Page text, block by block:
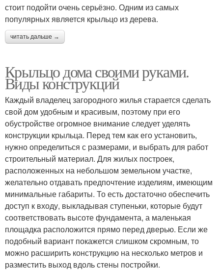
стоит подойти очень серьёзно. Одним из самых
популярных является крыльцо из дерева.
читать дальше →
Крыльцо дома своими руками.
Виды конструкций
Каждый владелец загородного жилья старается сделать
свой дом удобным и красивым, поэтому при его
обустройстве огромное внимание следует уделять
конструкции крыльца. Перед тем как его установить,
нужно определиться с размерами, и выбрать для работ
строительный материал. Для жилых построек,
расположенных на небольшом земельном участке,
желательно отдавать предпочтение изделиям, имеющим
минимальные габариты. То есть достаточно обеспечить
доступ к входу, выкладывая ступеньки, которые будут
соответствовать высоте фундамента, а маленькая
площадка расположится прямо перед дверью. Если же
подобный вариант покажется слишком скромным, то
можно расширить конструкцию на несколько метров и
разместить выход вдоль стены постройки.